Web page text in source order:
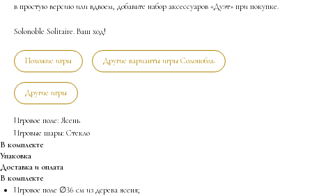
в простую версию или вдвоем, добавьте набор аксессуаров «Дуэт» при покупке.
Solonoble Solitaire. Ваш ход!
Похожие игры Другие варианты игры Солонобль
Другие игры
Игровое поле: Ясень
Игровые шары: Стекло
В комплекте
Упаковка
Доставка и оплата
В комплекте
Игровое поле ∅36 см из дерева ясеня;